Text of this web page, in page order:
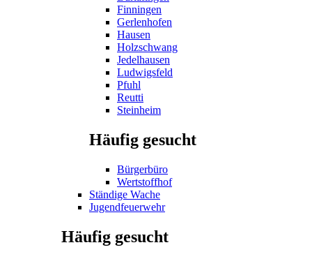
Finningen
Gerlenhofen
Hausen
Holzschwang
Jedelhausen
Ludwigsfeld
Pfuhl
Reutti
Steinheim
Häufig gesucht
Bürgerbüro
Wertstoffhof
Ständige Wache
Jugendfeuerwehr
Häufig gesucht